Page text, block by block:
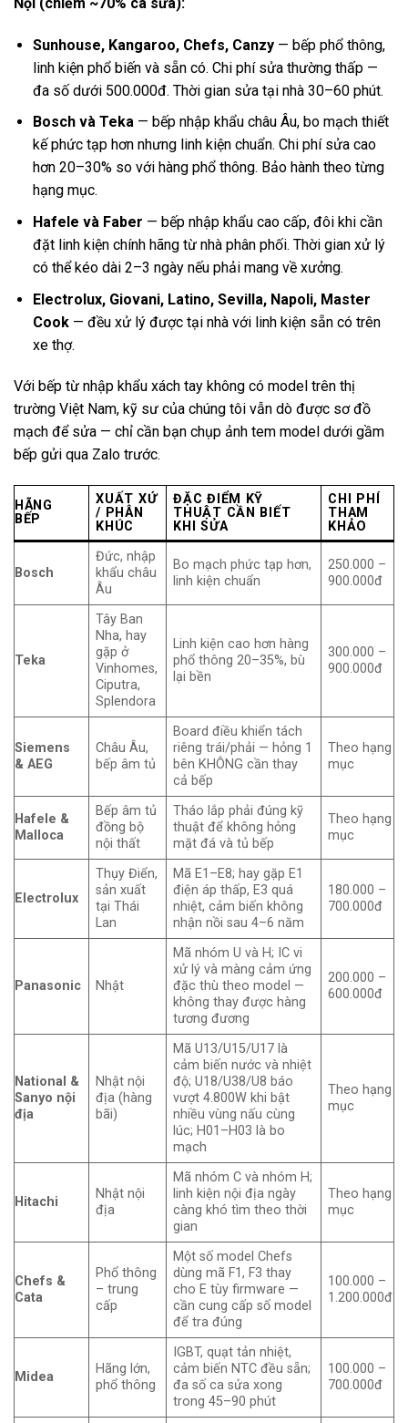
Sunhouse, Kangaroo, Chefs, Canzy— bếp phổ thông,
linh kiện phổ biến và sẵn có. Chi phí sửa thường thấp —
đa số dưới 500.000đ. Thời gian sửa tại nhà 30–60 phút.
Bosch và Teka— bếp nhập khẩu châu Âu, bo mạch thiết
kế phức tạp hơn nhưng linh kiện chuẩn. Chi phí sửa cao
hơn 20–30% so với hàng phổ thông. Bảo hành theo từng
hạng mục.
Hafele và Faber — bếp nhập khẩu cao cấp, đôi khi cần
đặt linh kiện chính hãng từ nhà phân phối. Thời gian xử lý
có thể kéo dài 2–3 ngày nếu phải mang về xưởng.
Electrolux, Giovani, Latino, Sevilla, Napoli, Master
Cook— đều xử lý được tại nhà với linh kiện sẵn có trên
xe thợ.
Với bếp từ nhập khẩu xách tay không có model trên thị
trường Việt Nam, kỹ sư của chúng tôi vẫn dò được sơ đồ
mạch để sửa — chỉ cần bạn chụp ảnh tem model dưới gầm
bếp gửi qua Zalo trước.
HÃNG
BẾP
XUẤT XỨ
/ PHÂN
KHÚC
ĐẶC ĐIỂM KỸ
THUẬT CẦN BIẾT
KHI SỬA
CHI PHÍ
THAM
KHẢO
Bosch
Đức, nhập
khẩu châu
Âu
Bo mạch phức tạp hơn,
linh kiện chuẩn
250.000 –
900.000đ
Teka
Tây Ban
Nha, hay
gặp ở
Vinhomes,
Ciputra,
Splendora
Linh kiện cao hơn hàng
phổ thông 20–35%, bù
lại bền
300.000 –
900.000đ
Siemens
& AEG
Châu Âu,
bếp âm tủ
Board điều khiển tách
riêng trái/phải — hỏng 1
bên KHÔNG cần thay
cả bếp
Theo hạng
mục
Hafele &
Malloca
Bếp âm tủ
đồng bộ
nội thất
Tháo lắp phải đúng kỹ
thuật để không hỏng
mặt đá và tủ bếp
Theo hạng
mục
Electrolux
Thụy Điển,
sản xuất
tại Thái
Lan
Mã E1–E8; hay gặp E1
điện áp thấp, E3 quá
nhiệt, cảm biến không
nhận nồi sau 4–6 năm
180.000 –
700.000đ
Panasonic Nhật
Mã nhóm U và H; IC vi
xử lý và màng cảm ứng
đặc thù theo model —
không thay được hàng
tương đương
200.000 –
600.000đ
National &
Sanyo nội
địa
Nhật nội
địa (hàng
bãi)
Mã U13/U15/U17 là
cảm biến nước và nhiệt
độ; U18/U38/U8 báo
vượt 4.800W khi bật
nhiều vùng nấu cùng
lúc; H01–H03 là bo
mạch
Theo hạng
mục
Hitachi
Nhật nội
địa
Mã nhóm C và nhóm H;
linh kiện nội địa ngày
càng khó tìm theo thời
gian
Theo hạng
mục
Chefs &
Cata
Phổ thông
– trung
cấp
Một số model Chefs
dùng mã F1, F3 thay
cho E tùy firmware —
cần cung cấp số model
để tra đúng
100.000 –
1.200.000đ
Midea
Hãng lớn,
phổ thông
IGBT, quạt tản nhiệt,
cảm biến NTC đều sẵn;
đa số ca sửa xong
trong 45–90 phút
100.000 –
700.000đ